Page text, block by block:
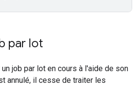
par lot
job par lot en cours à l'aide de son
annulé, il cesse de traiter les